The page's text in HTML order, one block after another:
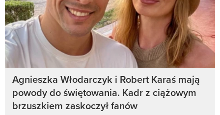
Agnieszka Włodarczyk i Robert Karaś mają
powody do świętowania. Kadr z ciążowym
brzuszkiem zaskoczył fanów